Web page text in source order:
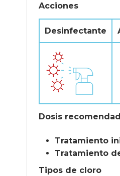
Acciones
Desinfectante
Dosis
Tratamiento
Tratamiento
Tipos de cloro